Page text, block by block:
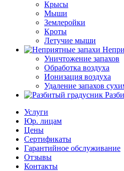
Крысы
Мыши
Землеройки
Кроты
Летучие мыши
Уничтожение запахов
Обработка воздуха
Ионизация воздуха
Удаление запахов
Услуги
Юр. лицам
Цены
Сертификаты
Гарантийное обслуживание
Отзывы
Контакты